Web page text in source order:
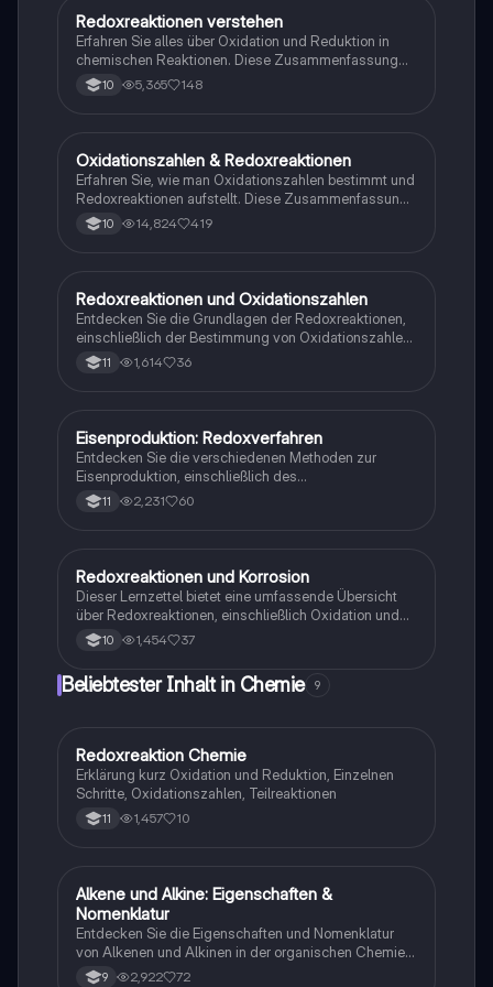
Standardpotentiale und Brennstoffzellen.
Chemie
Redoxreaktionen verstehen
Erfahren Sie alles über Oxidation und Reduktion in
chemischen Reaktionen. Diese Zusammenfassung
behandelt die Grundlagen der Redoxreaktionen, die
Bedeutung von Oxidationszahlen und die Rolle von
10 5,365 148
Chemie
Oxidationszahlen & Redoxreaktionen
Erfahren Sie, wie man Oxidationszahlen bestimmt und
Redoxreaktionen aufstellt. Diese Zusammenfassung
behandelt die Schritte zur Zuordnung von
Oxidationszahlen, die Berechnung von Teil- und
Studierende, die sich auf Prüfungen vorbereiten.
10 14,824 419
Chemie
Redoxreaktionen und Oxidationszahlen
Entdecken Sie die Grundlagen der Redoxreaktionen,
einschließlich der Bestimmung von Oxidationszahlen
und der Redoxreihe. Diese Zusammenfassung
behandelt wichtige Konzepte wie Oxidation,
Studierende, die ein tieferes Verständnis für
chemische Reaktionen entwickeln möchten.
11 1,614 36
Chemie
Eisenproduktion: Redoxverfahren
Entdecken Sie die verschiedenen Methoden zur
Eisenproduktion, einschließlich des
Hochofenprozesses, des Thermitverfahrens und der
Elektrolyse. Diese Zusammenfassung behandelt die
der Chemie. Ideal für Chemie-Leistungskurse und zur
Vorbereitung auf Klausuren. Themen:
Redoxreaktionen, Thermodynamik, Eisenproduktion.
11 2,231 60
Chemie
Redoxreaktionen und Korrosion
Dieser Lernzettel bietet eine umfassende Übersicht
über Redoxreaktionen, einschließlich Oxidation und
Reduktion, Korrosionsprozesse und die Aufstellung
von Reaktionsgleichungen. Ideal für Schüler der 10.
Wichtige Themen: Periodensystem,
10 1,454 37
Beliebtester Inhalt in Chemie 9
Chemie
Redoxreaktion Chemie
Erklärung kurz Oxidation und Reduktion, Einzelnen
Schritte, Oxidationszahlen, Teilreaktionen
11 1,457 10
Chemie
Alkene und Alkine: Eigenschaften &
Nomenklatur
Entdecken Sie die Eigenschaften und Nomenklatur
von Alkenen und Alkinen in der organischen Chemie.
Diese Zusammenfassung behandelt die Struktur,
9 2,922 72